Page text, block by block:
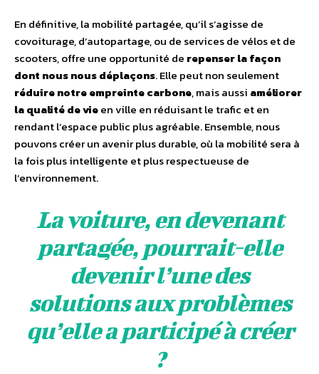
En définitive, la mobilité partagée, qu’il s’agisse de
covoiturage, d’autopartage, ou de services de vélos et de
scooters, offre une opportunité de repenser la façon
dont nous nous déplaçons. Elle peut non seulement
réduire notre empreinte carbone, mais aussi améliorer
la qualité de vieen ville en réduisant le trafic et en
rendant l’espace public plus agréable. Ensemble, nous
pouvons créer un avenir plus durable, où la mobilité sera à
la fois plus intelligente et plus respectueuse de
l’environnement.
La voiture, en devenant
partagée, pourrait-elle
devenir l’une des
solutions aux problèmes
qu’elle a participé à créer
?